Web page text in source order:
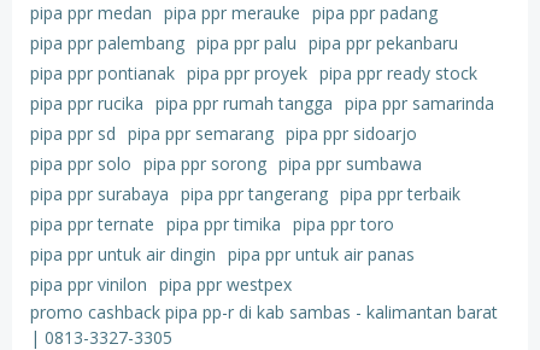
pipa ppr medan pipa ppr merauke pipa ppr padang
pipa ppr palembang pipa ppr palu pipa ppr pekanbaru
pipa ppr pontianak pipa ppr proyek pipa ppr ready stock
pipa ppr rucika pipa ppr rumah tangga pipa ppr samarinda
pipa ppr sd pipa ppr semarang pipa ppr sidoarjo
pipa ppr solo pipa ppr sorong pipa ppr sumbawa
pipa ppr surabaya pipa ppr tangerang pipa ppr terbaik
pipa ppr ternate pipa ppr timika pipa ppr toro
pipa ppr untuk air dingin pipa ppr untuk air panas
pipa ppr vinilon pipa ppr westpex
promo cashback pipa pp-r di kab sambas - kalimantan barat
| 0813-3327-3305